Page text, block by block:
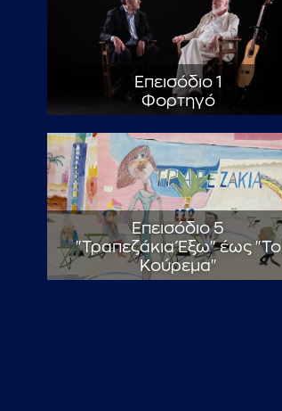
Επεισόδιο 1
Φορτηγό
Επεισόδιο 5
"Τραπεζάκια Έξω" έως "Το
Κούρεμα"